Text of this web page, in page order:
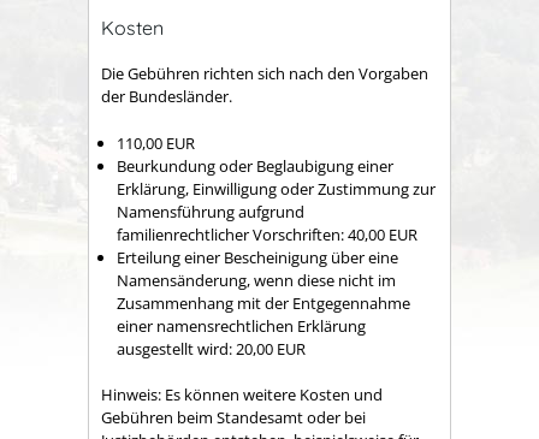
Kosten
Die Gebühren richten sich nach den Vorgaben
der Bundesländer.
110,00 EUR
Beurkundung oder Beglaubigung einer
Erklärung, Einwilligung oder Zustimmung zur
Namensführung aufgrund
familienrechtlicher Vorschriften: 40,00 EUR
Erteilung einer Bescheinigung über eine
Namensänderung, wenn diese nicht im
Zusammenhang mit der Entgegennahme
einer namensrechtlichen Erklärung
ausgestellt wird: 20,00 EUR
Hinweis: Es können weitere Kosten und
Gebühren beim Standesamt oder bei